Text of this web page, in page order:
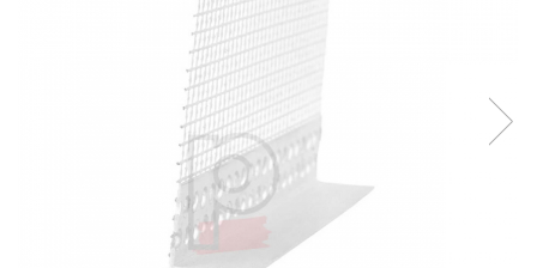
Plasă Tencuieli și Șape
Adezivi Termoizolații